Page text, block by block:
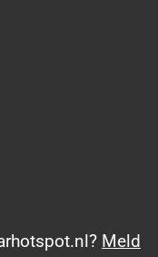
Meld